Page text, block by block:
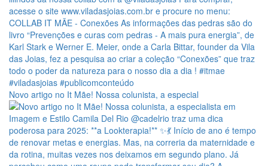
Novo artigo no It Mãe! Nossa colunista, a especial